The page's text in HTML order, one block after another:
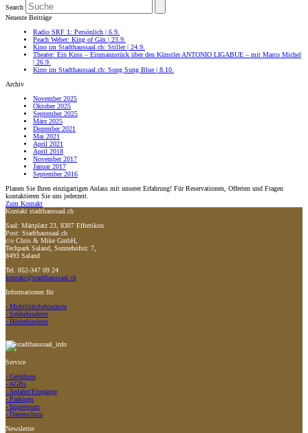
Search
Neueste Beiträge
Radio SRF 1: Persönlich | 6.9.
Peach Weber: King of Gäx | 23.9.
Kino im Stadthaussaal.ch: Stiller | 24.9.
Theater: Ein Kuss – Einmannstück über den Künstler ANTONIO LIGABUE – mit Marco Michel
| 26.9.
Kino im Stadthaussaal.ch: Song Sung Blue | 8.10.
Archiv
November 2025
Oktober 2025
September 2025
März 2025
Dezember 2021
Mai 2021
April 2021
April 2018
November 2017
Januar 2017
September 2016
Planen Sie Ihren einzigartigen Anlass mit unserer Erfahrung! Für Reservationen, Offerten und Fragen
kontaktieren Sie uns jederzeit.
Zum Kontakt
Kontakt stadthaussaal.ch
Saal: Märtplatz 23, 8307 Effretikon
Post: Stadthaussaal.ch
c/o Chris & Mike GmbH,
Techpark Saland, Sunnehofstr. 7,
8493 Saland
Tel. 052-347 09 24
kontakt@stadthaussaal.ch
Informationen für
- Mobilitätsbehinderte
- Sehbehinderte
- Hörbehinderte
Service
- Gebühren
- AGBs
- Anfahrt/Eingänge
- Parkings
- Impressum
- Datenschutz
Newsletter